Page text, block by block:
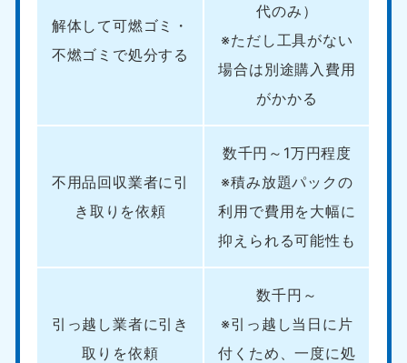
解体して可燃ゴミ・
不燃ゴミで処分する
代のみ）
※ただし工具がない
場合は別途購入費用
がかかる
不用品回収業者に引
き取りを依頼
数千円～1万円程度
※積み放題パックの
利用で費用を大幅に
抑えられる可能性も
引っ越し業者に引き
取りを依頼
数千円～
※引っ越し当日に片
付くため、一度に処